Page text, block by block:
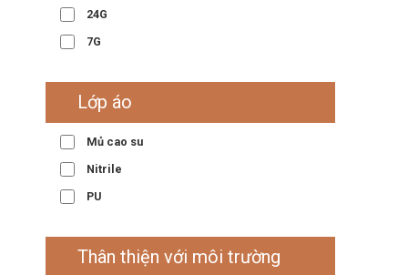
24G
7G
Lớp áo
Mủ cao su
Nitrile
PU
Thân thiện với môi trường